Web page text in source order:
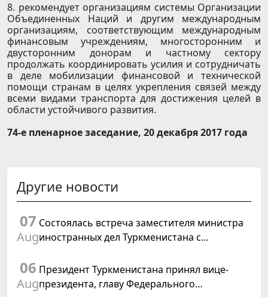
8. рекомендует организациям системы Организации
Объединенных Наций и другим международным
организациям, соответствующим международным
финансовым учреждениям, многосторонним и
двусторонним донорам и частному сектору
продолжать координировать усилия и сотрудничать
в деле мобилизации финансовой и технической
помощи странам в целях укрепления связей между
всеми видами транспорта для достижения целей в
области устойчивого развития.
74-е пленарное заседание, 20 декабря 2017 года
Другие новости
07
Aug
Состоялась встреча заместителя министра
иностранных дел Туркменистана с
Туркменистане
06
Aug
Президент Туркменистана принял вице-
президента, главу Федерального